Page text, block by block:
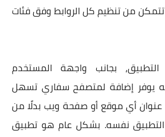
من تنظيم كل الروابط وفق فئات
بجانب واجهة المستخدم
يوفر إضافة لمتصفح سفاري تسهل
أي موقع أو صفحة ويب بدلًا من
التطبيق نفسه. بشكل عام هو تطبيق